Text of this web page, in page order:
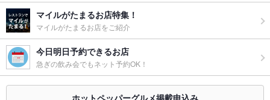
マイルがたまるお店特集！
マイルがたまるお店をご紹介
今日明日予約できるお店
急ぎの飲み会でもネット予約OK！
ホットペッパーグルメ掲載申込み